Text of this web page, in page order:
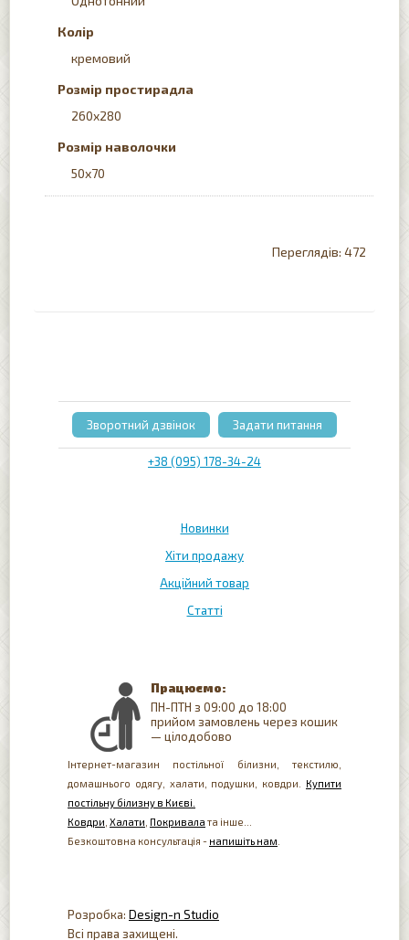
Колір
кремовий
Розмір простирадла
260x280
Розмір наволочки
50х70
472
Новинки
Хіти продажу
Акційний товар
Статті
+38 (095) 178-34-24
Зворотний дзвінок Задати питання
Працюємо:
ПН-ПТН з 09:00 до 18:00
прийом замовлень через кошик
— цілодобово
Інтернет-магазин постільної білизни, текстилю,
домашнього одягу, халати, подушки, ковдри. Купити
постільну білизну в Києві.
Ковдри Халати Покривала та інше...
Безкоштовна консультація - напишіть нам
Розробка: Design-n Studio
Всі права захищені.